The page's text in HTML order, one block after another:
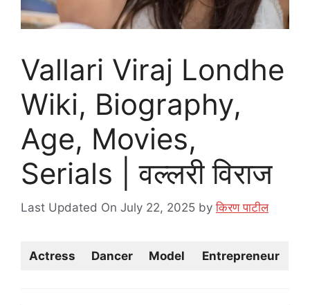
Vallari Viraj Londhe
Wiki, Biography,
Age, Movies,
Serials | वल्लरी विराज
Last Updated On July 22, 2025 byकिरण पाटील
Actress Dancer Model Entrepreneur